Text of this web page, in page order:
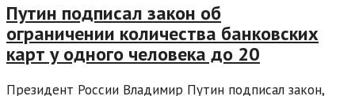
Путин подписал закон об
ограничении количества банковских
карт у одного человека до 20
Президент России Владимир Путин подписал закон,